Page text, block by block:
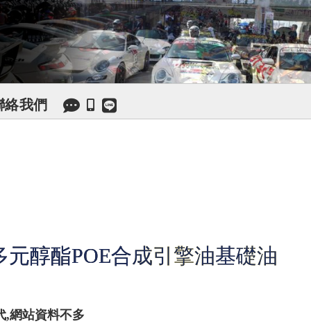
絡我們
醇酯POE合成引擎油基礎油
,網站資料不多